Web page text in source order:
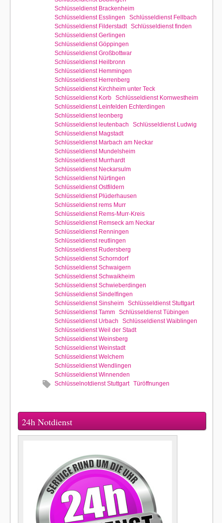
Schlüsseldienst Brackenheim
Schlüsseldienst Esslingen
Schlüsseldienst Fellbach
Schlüsseldienst Filderstadt Schlüsseldienst finden
Schlüsseldienst Gerlingen
Schlüsseldienst Göppingen
Schlüsseldienst Großbottwar
Schlüsseldienst Heilbronn
Schlüsseldienst Hemmingen
Schlüsseldienst Herrenberg
Schlüsseldienst Kirchheim unter Teck
Schlüsseldienst Korb Schlüsseldienst Kornwestheim
Schlüsseldienst Leinfelden Echterdingen
Schlüsseldienst leonberg
Schlüsseldienst leutenbach
Schlüsseldienst Ludwig
Schlüsseldienst Magstadt
Schlüsseldienst Marbach am Neckar
Schlüsseldienst Mundelsheim
Schlüsseldienst Murrhardt
Schlüsseldienst Neckarsulm
Schlüsseldienst Nürtingen
Schlüsseldienst Ostfildern
Schlüsseldienst Plüderhausen
Schlüsseldienst rems Murr
Schlüsseldienst Rems-Murr-Kreis
Schlüsseldienst Remseck am Neckar
Schlüsseldienst Renningen
Schlüsseldienst reutlingen
Schlüsseldienst Rudersberg
Schlüsseldienst Schorndorf
Schlüsseldienst Schwaigern
Schlüsseldienst Schwaikheim
Schlüsseldienst Schwieberdingen
Schlüsseldienst Sindelfingen
Schlüsseldienst Sinsheim Schlüsseldienst Stuttgart
Schlüsseldienst Tamm Schlüsseldienst Tübingen
Schlüsseldienst Urbach
Schlüsseldienst Waiblingen
Schlüsseldienst Weil der Stadt
Schlüsseldienst Weinsberg
Schlüsseldienst Weinstadt
Schlüsseldienst Welchem
Schlüsseldienst Wendlingen
Schlüsseldienst Winnenden
Schlüsselnotdienst Stuttgart Türöffnungen
24h Notdienst